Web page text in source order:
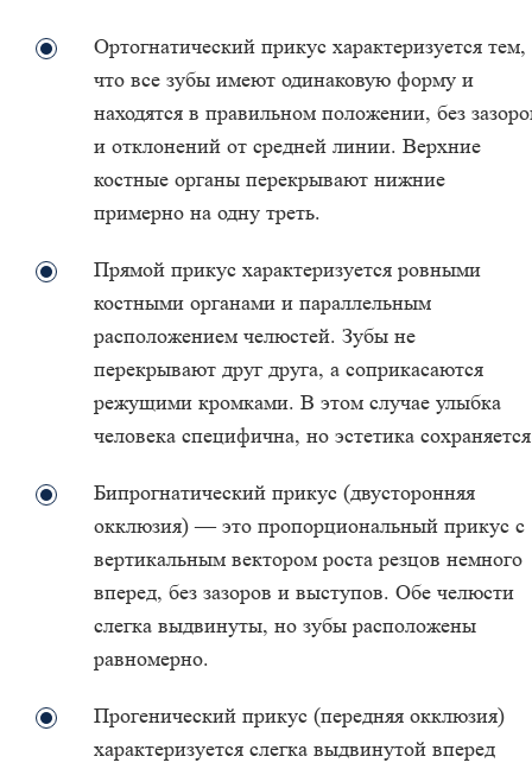
Ортогнатический прикус характеризуется тем,
что все зубы имеют одинаковую форму и
находятся в правильном положении, без
и отклонений от средней линии. Верхние
костные органы перекрывают нижние
примерно на одну треть.
Прямой прикус характеризуется ровными
костными органами и параллельным
расположением челюстей. Зубы не
перекрывают друг друга, а соприкасаются
режущими кромками. В этом случае улыбка
человека специфична, но эстетика
Бипрогнатический прикус (двусторонняя
окклюзия) — это пропорциональный прикус с
вертикальным вектором роста резцов немного
вперед, без зазоров и выступов. Обе челюсти
слегка выдвинуты, но зубы расположены
равномерно.
Прогенический прикус (передняя окклюзия)
характеризуется слегка выдвинутой вперед